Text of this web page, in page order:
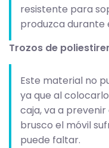
resistente para
produzca durante
Trozos de
Este material no
ya que al
caja, va a
brusco el móvil
puede faltar.